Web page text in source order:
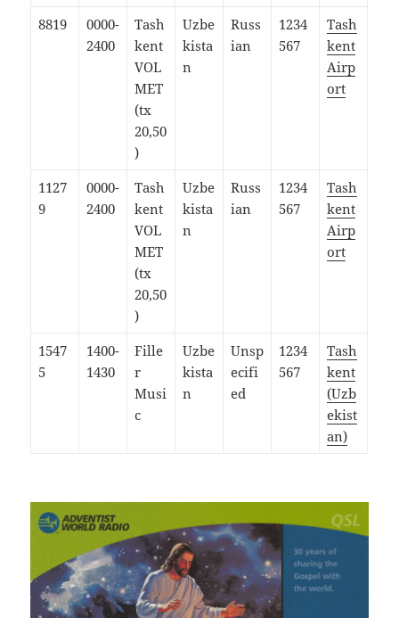
8819
0000-
2400
Tash
kent
VOL
MET
(tx
20,50
)
Uzbe
kista
n
Russ
ian
1234
567
Tash
kent
Airp
ort
1127
9
0000-
2400
Tash
kent
VOL
MET
(tx
20,50
)
Uzbe
kista
n
Russ
ian
1234
567
Tash
kent
Airp
ort
1547
5
1400-
1430
Fille
r
Musi
c
Uzbe
kista
n
Unsp
ecifi
ed
1234
567
Tash
kent
(Uzb
ekist
an)